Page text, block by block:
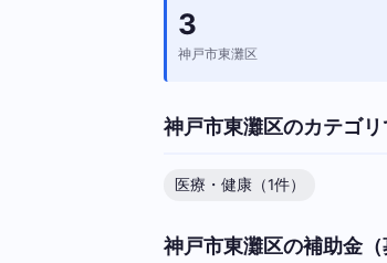
3
神戸市東灘区
神戸市東灘区のカテゴ
医療・健康（1件）
神戸市東灘区の補助金（